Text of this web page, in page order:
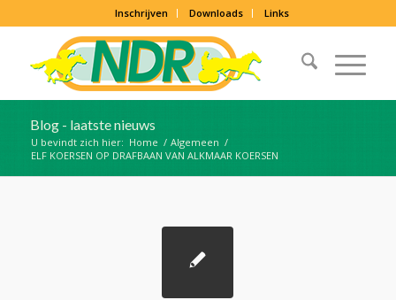
Inschrijven Downloads Links
Blog - laatste nieuws
U bevindt zich hier: Home / Algemeen /
ELF KOERSEN OP DRAFBAAN VAN ALKMAAR KOERSEN